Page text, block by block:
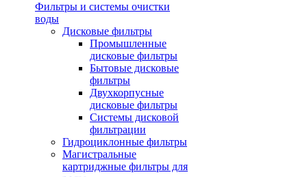
Фильтры и системы очистки
воды
Дисковые фильтры
Промышленные
дисковые фильтры
Бытовые дисковые
фильтры
Двухкорпусные
дисковые фильтры
Системы дисковой
фильтрации
Гидроциклонные фильтры
Магистральные
картриджные фильтры для